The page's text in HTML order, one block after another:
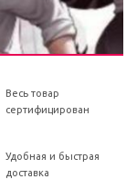
Весь товар
сертифицирован
Удобная и быстрая
доставка